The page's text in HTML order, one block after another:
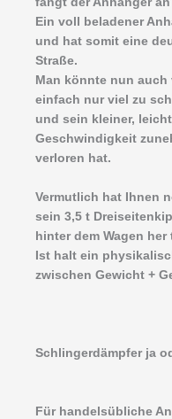
Ein voll beladener
und hat somit eine
Straße.
Man könnte nun auch
einfach nur viel zu
und sein kleiner,
Geschwindigkeit
verloren hat.
Vermutlich hat Ihnen
sein 3,5 t
hinter dem Wagen
Ist halt ein
zwischen Gewicht +
Schlingerdämpfer ja
Für handelsübliche